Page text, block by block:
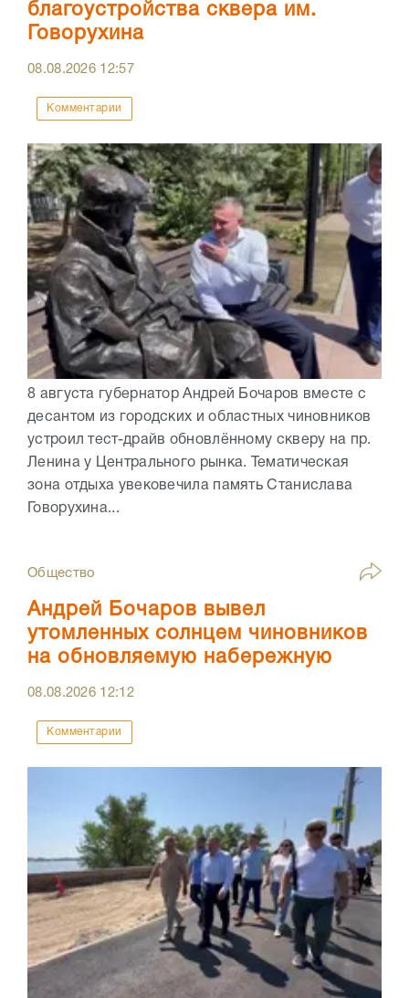
благоустройства сквера им.
Говорухина
08.08.2026 12:57
Комментарии
8 августа губернатор Андрей Бочаров вместе с
десантом из городских и областных чиновников
устроил тест-драйв обновлённому скверу на пр.
Ленина у Центрального рынка. Тематическая
зона отдыха увековечила память Станислава
Говорухина...
Общество
Андрей Бочаров вывел
утомленных солнцем чиновников
на обновляемую набережную
08.08.2026 12:12
Комментарии